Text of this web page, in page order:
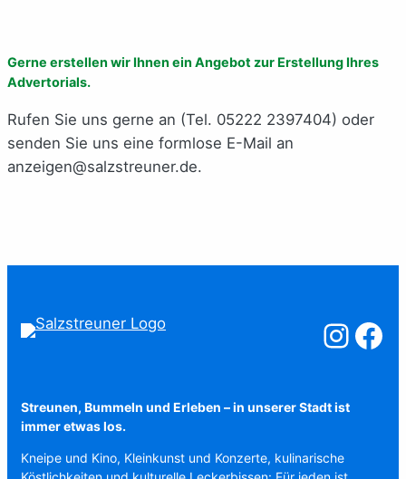
Gerne erstellen wir Ihnen ein Angebot zur Erstellung Ihres
Advertorials.
Rufen Sie uns gerne an (Tel. 05222 2397404) oder
senden Sie uns eine formlose E-Mail an
anzeigen@salzstreuner.de.
Salzstreuner
Streunen, Bummeln und Erleben – in unserer Stadt ist
immer etwas los.
Kneipe und Kino, Kleinkunst und Konzerte, kulinarische